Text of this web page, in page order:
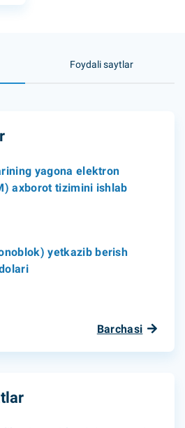
Foydali saytlar
yagona elektron
axborot tizimini ishlab
yetkazib berish
Barchasi